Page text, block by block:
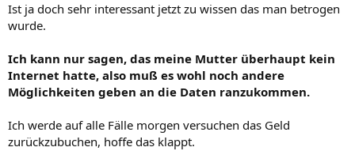
Ist ja doch sehr interessant jetzt zu wissen das man betrogen
wurde.
Ich kann nur sagen, das meine Mutter überhaupt kein
Internet hatte, also muß es wohl noch andere
Möglichkeiten geben an die Daten ranzukommen.
Ich werde auf alle Fälle morgen versuchen das Geld
zurückzubuchen, hoffe das klappt.